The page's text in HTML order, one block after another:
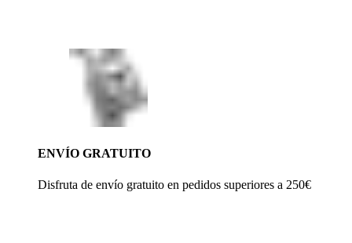
ENVÍO GRATUITO
Disfruta de envío gratuito en pedidos superiores a 250€